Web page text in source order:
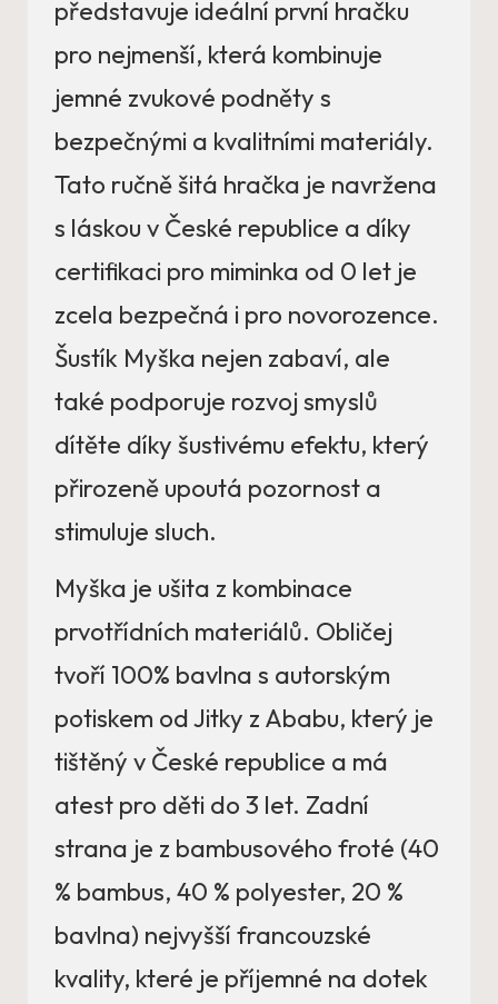
představuje ideální první hračku
pro nejmenší, která kombinuje
jemné zvukové podněty s
bezpečnými a kvalitními materiály.
Tato ručně šitá hračka je navržena
s láskou v České republice a díky
certifikaci pro miminka od 0 let je
zcela bezpečná i pro novorozence.
Šustík Myška nejen zabaví, ale
také podporuje rozvoj smyslů
dítěte díky šustivému efektu, který
přirozeně upoutá pozornost a
stimuluje sluch.
Myška je ušita z kombinace
prvotřídních materiálů. Obličej
tvoří 100% bavlna s autorským
potiskem od Jitky z Ababu, který je
tištěný v České republice a má
atest pro děti do 3 let. Zadní
strana je z bambusového froté (40
% bambus, 40 % polyester, 20 %
bavlna) nejvyšší francouzské
kvality, které je příjemné na dotek